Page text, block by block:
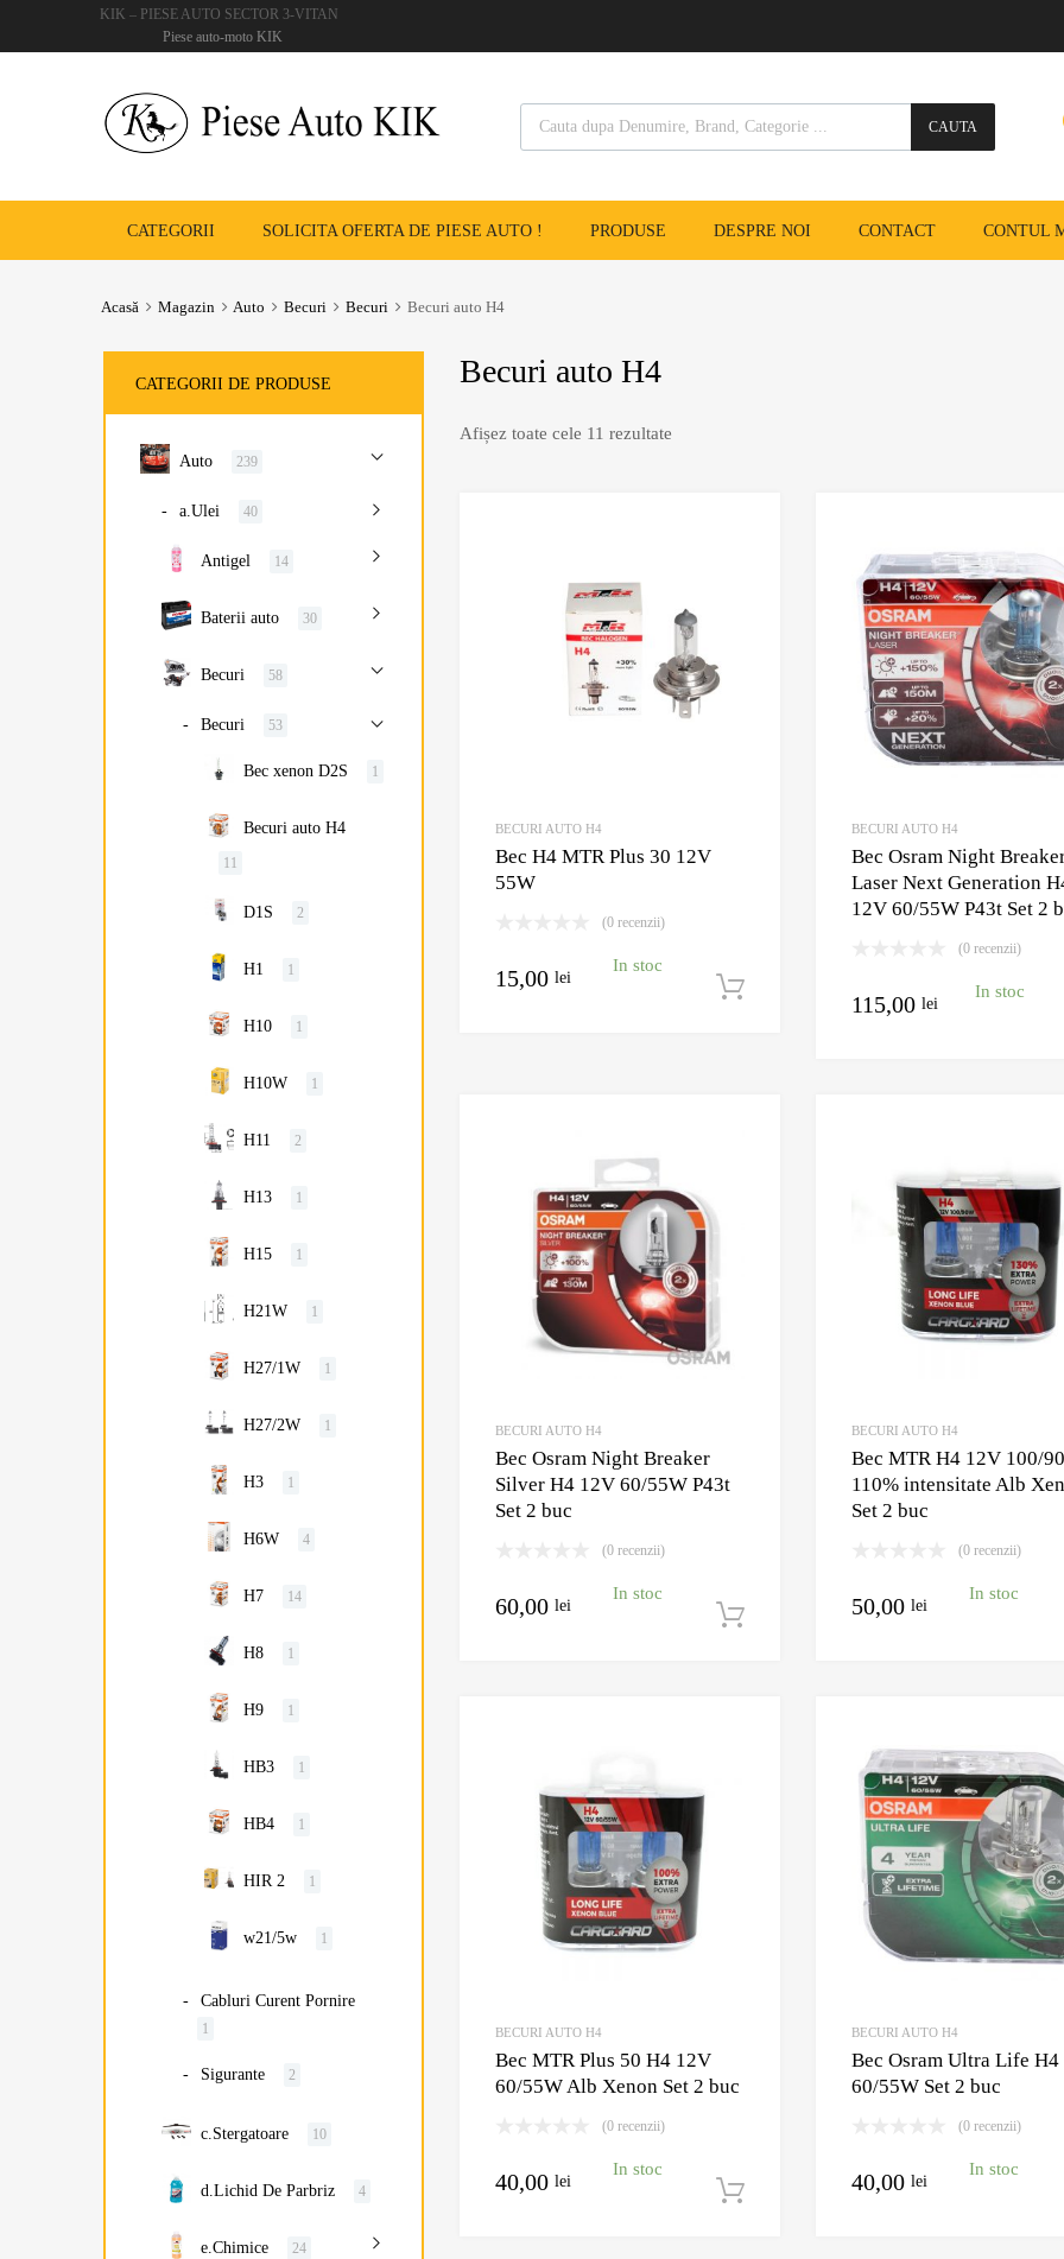
KIK – PIESE AUTO SECTOR 3-VITAN
Piese auto-moto KIK
CAUTA
CATEGORII SOLICITA OFERTA DE PIESE AUTO ! PRODUSE DESPRE NOI CONTACT CONTUL
Acasă Magazin Auto Becuri Becuri Becuri auto H4
Becuri auto H4
Afișez toate cele 11 rezultate
Adauga pentru comparare
BECURI AUTO H4
Bec H4 MTR Plus 30 12V
55W
(0 recenzii)
15,00 lei
In stoc
BECURI AUTO H4
Bec Osram Night
Laser Next Generation
12V 60/55W P43t Set 2
(0 recenzii)
115,00 lei
In stoc
BECURI AUTO H4
Bec Osram Night Breaker
Silver H4 12V 60/55W P43t
Set 2 buc
(0 recenzii)
60,00 lei
In stoc
Adaugă în coș
BECURI AUTO H4
Bec MTR H4 12V 100/
110% intensitate Alb
Set 2 buc
(0 recenzii)
50,00 lei
In stoc
Adauga pentru comparare
BECURI AUTO H4
Bec MTR Plus 50 H4 12V
60/55W Alb Xenon Set 2 buc
(0 recenzii)
40,00 lei
In stoc
Adaugă în coș
BECURI AUTO H4
Bec Osram Ultra Life
60/55W Set 2 buc
(0 recenzii)
40,00 lei
In stoc
CATEGORII DE PRODUSE
Auto 239
a.Ulei 40
Antigel 14
Baterii auto 30
Becuri 58
Becuri 53
Bec xenon D2S 1
Becuri auto H4
11
D1S 2
H1 1
H10 1
H10W 1
H11 2
H13 1
H15 1
H21W 1
H27/1W 1
H27/2W 1
H3 1
H6W 4
H7 14
H8 1
H9 1
HB3 1
HB4 1
HIR 2 1
w21/5w 1
Cabluri Curent Pornire
1
Sigurante 2
c.Stergatoare 10
d.Lichid De Parbriz 4
e.Chimice 24